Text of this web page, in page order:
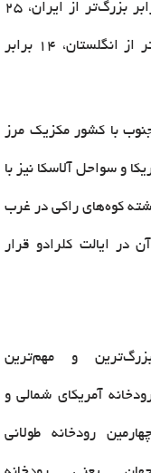
است، به طور تقریبی کشور آمریکا، شش برابر بزرگ‌تر از ایران، ۲۵
درصد بزرگ‌تر از استرالیا، ۳۵ برابر بزرگ‌تر از انگلستان، ۱۴ برابر
جنوب با کشور مکزیک مرز
و سواحل آلاسکا نیز با
کوه‌های راکی در غرب
در ایالت کلرادو قرار
و مهم‌ترین
آمریکای شمالی و
رودخانه طولانی